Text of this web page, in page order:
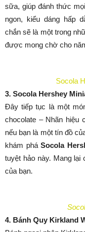
sữa, giúp đánh thức
ngon, kiểu dáng hấp
chắn sẽ là một trong
được mong chờ cho
Socola
3. Socola Hershey
Đây tiếp tục là một
chocolate – Nhãn hiệu
nếu bạn là một tín đồ
khám pháSocola
tuyệt hảo này. Mang
của bạn.
4. Bánh Quy Kirkland